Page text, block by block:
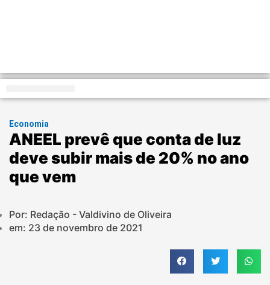
Economia
ANEEL prevê que conta de luz
deve subir mais de 20% no ano
que vem
Por: Redação - Valdivino de Oliveira
em: 23 de novembro de 2021